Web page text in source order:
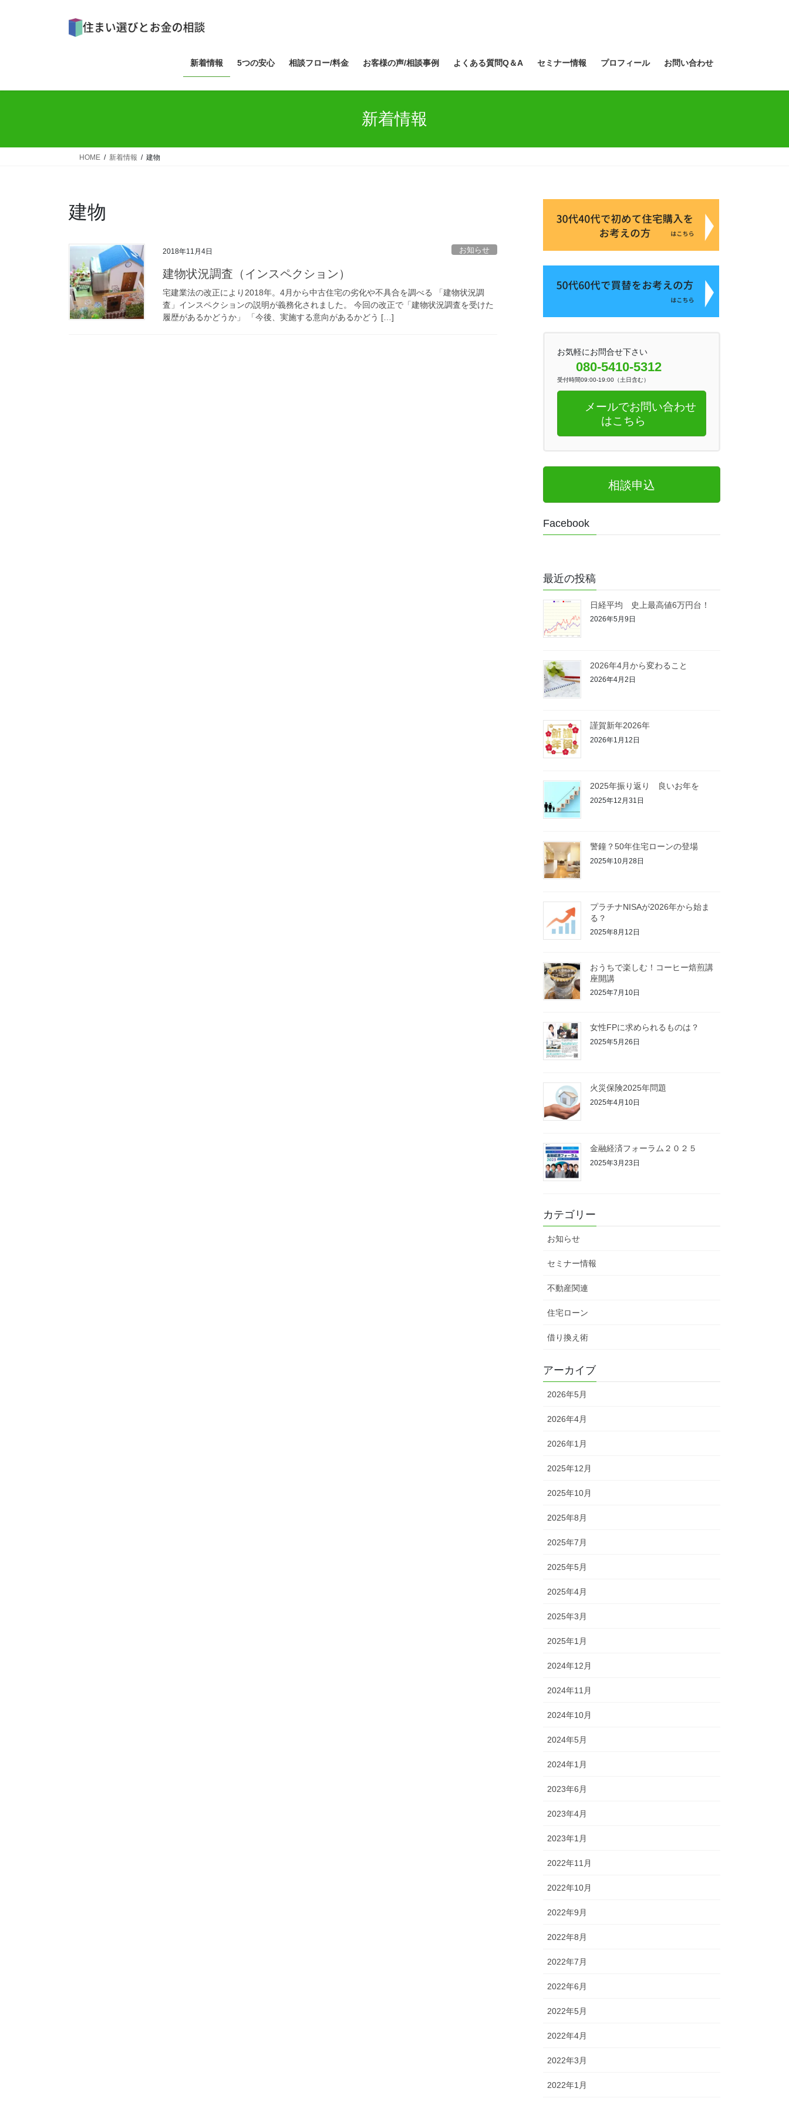
ス
ン
新着情報 5つの安心 相談フロー/料金 お客様の声/相談事例 よくある質問Q＆A セミナー情報 プロフィール お問い合わせ
新着情報
HOME 新着情報 建物
建物
2018年11月4日 お知らせ
建物状況調査（インスペクション）
宅建業法の改正により2018年。4月から中古住宅の劣化や不具合を調べる 「建物状況調
査」インスペクションの説明が義務化されました。 今回の改正で「建物状況調査を受けた
履歴があるかどうか」 「今後、実施する意向があるかどう […]
お気軽にお問合せ下さい
080-5410-5312
受付時間09:00-19:00（土日含む）
メールでお問い合わせ
はこちら
相談申込
Facebook
最近の投稿
日経平均 史上最高値6万円台！
2026年5月9日
2026年4月から変わること
2026年4月2日
謹賀新年2026年
2026年1月12日
2025年振り返り 良いお年を
2025年12月31日
警鐘？50年住宅ローンの登場
2025年10月28日
プラチナNISAが2026年から始ま
る？
2025年8月12日
おうちで楽しむ！コーヒー焙煎講
座開講
2025年7月10日
女性FPに求められるものは？
2025年5月26日
火災保険2025年問題
2025年4月10日
金融経済フォーラム２０２５
2025年3月23日
カテゴリー
お知らせ
セミナー情報
不動産関連
住宅ローン
借り換え術
アーカイブ
2026年5月
2026年4月
2026年1月
2025年12月
2025年10月
2025年8月
2025年7月
2025年5月
2025年4月
2025年3月
2025年1月
2024年12月
2024年11月
2024年10月
2024年5月
2024年1月
2023年6月
2023年4月
2023年1月
2022年11月
2022年10月
2022年9月
2022年8月
2022年7月
2022年6月
2022年5月
2022年4月
2022年3月
2022年1月